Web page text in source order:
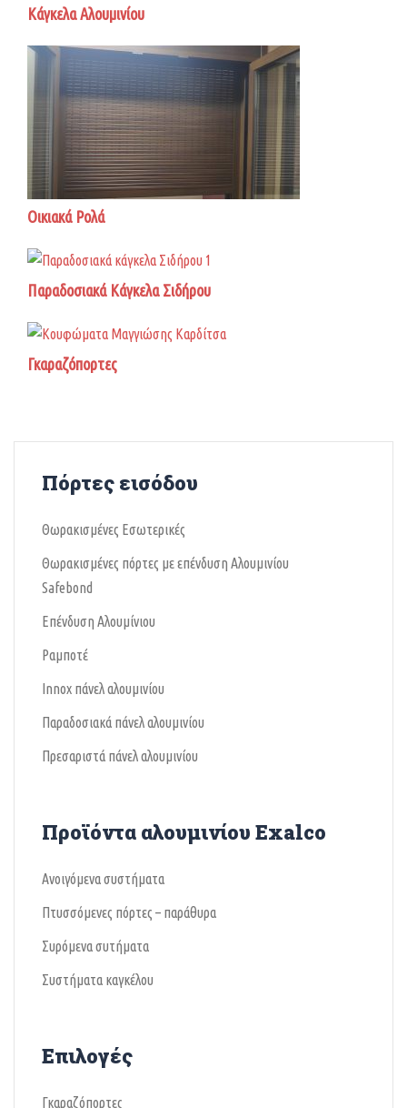
Κάγκελα Αλουμινίου
Οικιακά Ρολά
Παραδοσιακά Κάγκελα Σιδήρου
Γκαραζόπορτες
Πόρτες εισόδου
Θωρακισμένες Εσωτερικές
Θωρακισμένες πόρτες με επένδυση Αλουμινίου
Safebond
Επένδυση Αλουμίνιου
Ραμποτέ
Ιnnox πάνελ αλουμινίου
Παραδοσιακά πάνελ αλουμινίου
Πρεσαριστά πάνελ αλουμινίου
Προϊόντα αλουμινίου Exalco
Ανοιγόμενα συστήματα
Πτυσσόμενες πόρτες – παράθυρα
Συρόμενα συτήματα
Συστήματα καγκέλου
Επιλογές
Γκαραζόπορτες